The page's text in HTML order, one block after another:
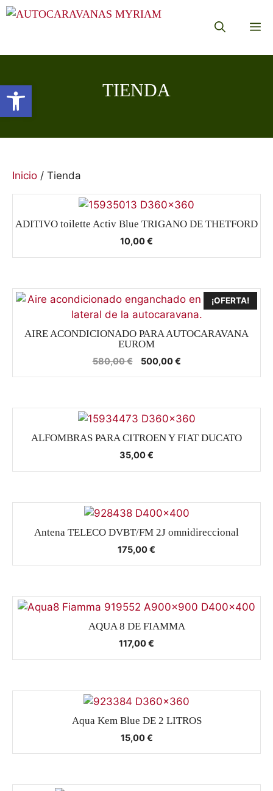
Abrir barra de herramientas
Saltar
TIENDA
Inicio / Tienda
ADITIVO toilette Activ Blue TRIGANO DE THETFORD
10,00€
¡OFERTA!
AIRE ACONDICIONADO PARA AUTOCARAVANA
EUROM
580,00€
El
580,00 €.
500,00€El
500,00 €.
ALFOMBRAS PARA CITROEN Y FIAT DUCATO
35,00€
Antena TELECO DVBT/FM 2J omnidireccional
175,00€
AQUA 8 DE FIAMMA
117,00€
Aqua Kem Blue DE 2 LITROS
15,00€